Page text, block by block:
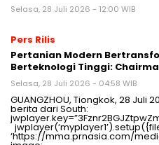
Selasa, 28 Juli 2026 - 12:00 WIB
Pers Rilis
Pertanian Modern
Berteknologi Tinggi:
Selasa, 28 Juli 2026 - 04:58 WIB
GUANGZHOU, Tiongkok, 28 Juli
berita dari South:
‘https://mma.prnasia.com/